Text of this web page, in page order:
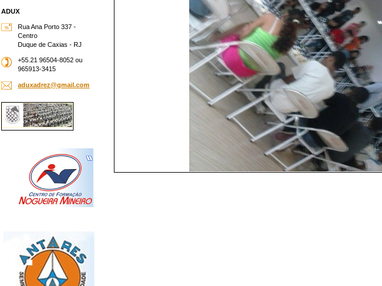
ADUX
Rua Ana Porto 337 -
Centro
Duque de Caxias - RJ
+55.21 96504-8052 ou
965913-3415
aduxadrez@gmail.com